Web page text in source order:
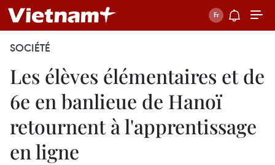
SOCIÉTÉ
Les élèves élémentaires et de
6e en banlieue de Hanoï
retournent à l'apprentissage
en ligne